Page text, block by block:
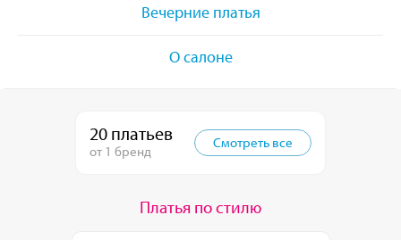
Вечерние платья
О салоне
20 платьев
от 1 бренд
Смотреть все
Платья по стилю